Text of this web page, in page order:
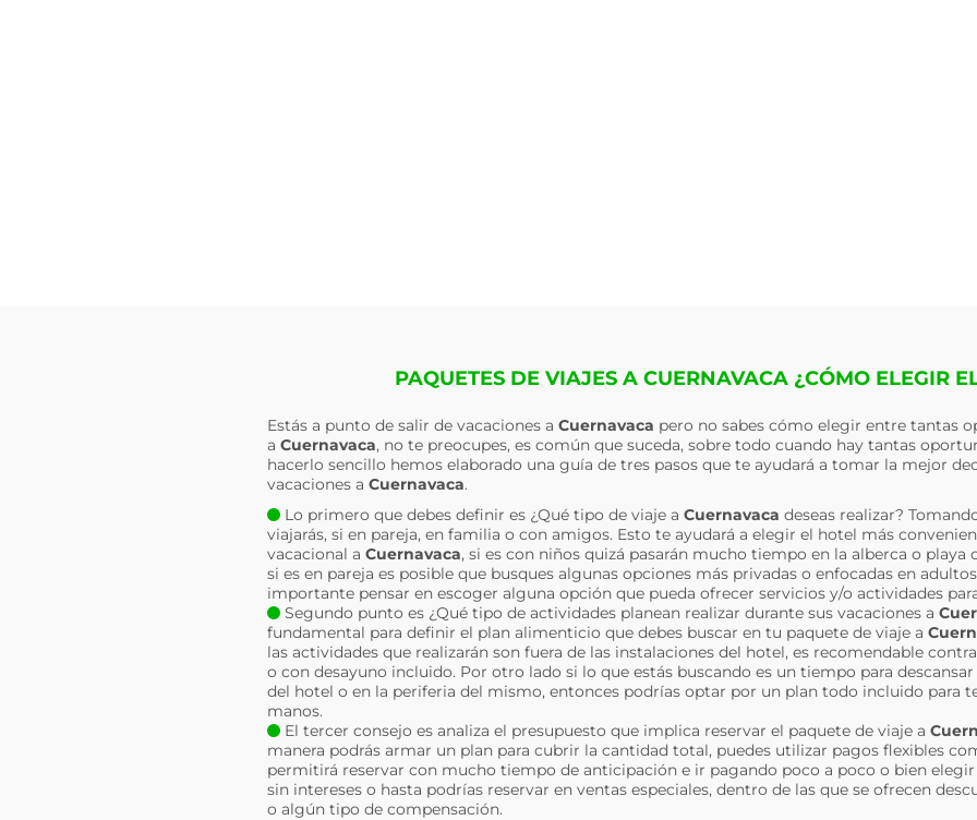
PAQUETES DE VIAJES A CUERNAVACA ¿CÓMO ELEGIR
Estás a punto de salir de vacaciones a Cuernavaca pero no sabes cómo elegir entre tantas
a Cuernavaca, no te preocupes, es común que suceda, sobre todo cuando hay tantas
hacerlo sencillo hemos elaborado una guía de tres pasos que te ayudará a tomar la mejor
vacaciones a Cuernavaca.
Lo primero que debes definir es ¿Qué tipo de viaje a Cuernavaca deseas realizar?
viajarás, si en pareja, en familia o con amigos. Esto te ayudará a elegir el hotel más
vacacional a Cuernavaca, si es con niños quizá pasarán mucho tiempo en la alberca o playa
si es en pareja es posible que busques algunas opciones más privadas o enfocadas en
importante pensar en escoger alguna opción que pueda ofrecer servicios y/o actividades
Segundo punto es ¿Qué tipo de actividades planean realizar durante sus vacaciones a
fundamental para definir el plan alimenticio que debes buscar en tu paquete de viaje a
las actividades que realizarán son fuera de las instalaciones del hotel, es recomendable
o con desayuno incluido. Por otro lado si lo que estás buscando es un tiempo para
del hotel o en la periferia del mismo, entonces podrías optar por un plan todo incluido para
manos.
El tercer consejo es analiza el presupuesto que implica reservar el paquete de viaje a
manera podrás armar un plan para cubrir la cantidad total, puedes utilizar pagos flexibles
permitirá reservar con mucho tiempo de anticipación e ir pagando poco a poco o bien
sin intereses o hasta podrías reservar en ventas especiales, dentro de las que se ofrecen
o algún tipo de compensación.